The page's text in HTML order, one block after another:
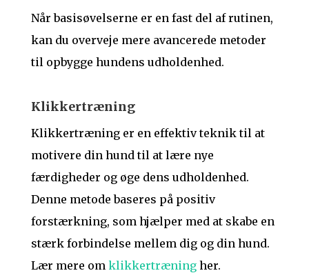
Når basisøvelserne er en fast del af rutinen,
kan du overveje mere avancerede metoder
til opbygge hundens udholdenhed.
Klikkertræning
Klikkertræning er en effektiv teknik til at
motivere din hund til at lære nye
færdigheder og øge dens udholdenhed.
Denne metode baseres på positiv
forstærkning, som hjælper med at skabe en
stærk forbindelse mellem dig og din hund.
Lær mere om klikkertræningher.